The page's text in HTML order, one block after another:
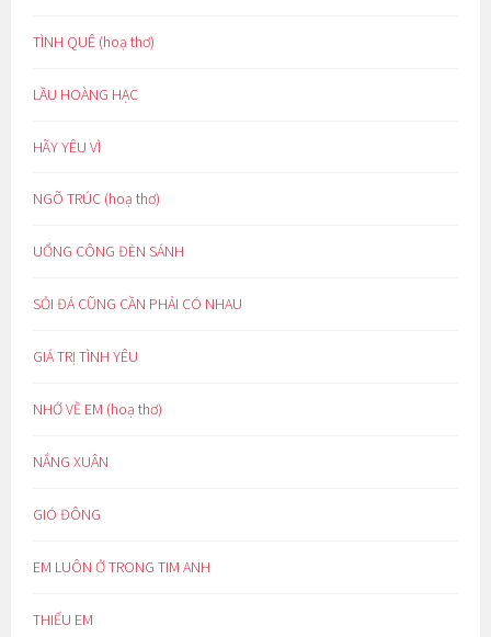
TÌNH QUÊ (hoạ thơ)
LẦU HOÀNG HẠC
HÃY YÊU VÌ
NGÕ TRÚC (hoạ thơ)
UỔNG CÔNG ĐÈN SÁNH
SỎI ĐÁ CŨNG CẦN PHẢI CÓ NHAU
GIÁ TRỊ TÌNH YÊU
NHỚ VỀ EM (hoạ thơ)
NẮNG XUÂN
GIÓ ĐÔNG
EM LUÔN Ở TRONG TIM ANH
THIẾU EM